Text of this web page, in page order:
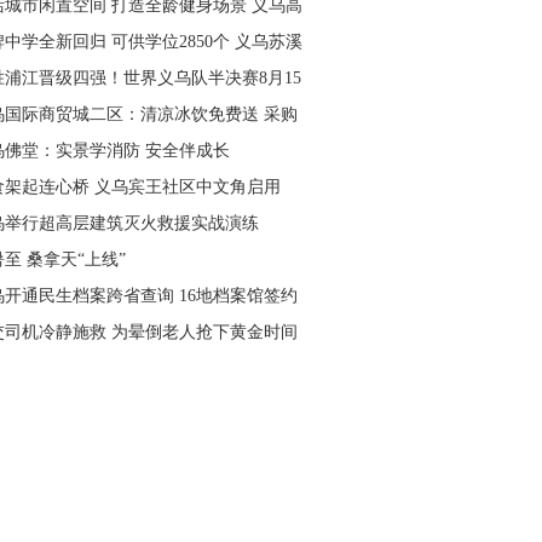
城市闲置空间 打造全龄健身场景 义乌高
落地省级文体民生实事
中学全新回归 可供学位2850个 义乌苏溪
9月投用
浦江晋级四强！世界义乌队半决赛8月15
场开打
国际商贸城二区：清凉冰饮免费送 采购
就近领取
佛堂：实景学消防 安全伴成长
架起连心桥 义乌宾王社区中文角启用
举行超高层建筑灭火救援实战演练
至 桑拿天“上线”
开通民生档案跨省查询 16地档案馆签约
司机冷静施救 为晕倒老人抢下黄金时间